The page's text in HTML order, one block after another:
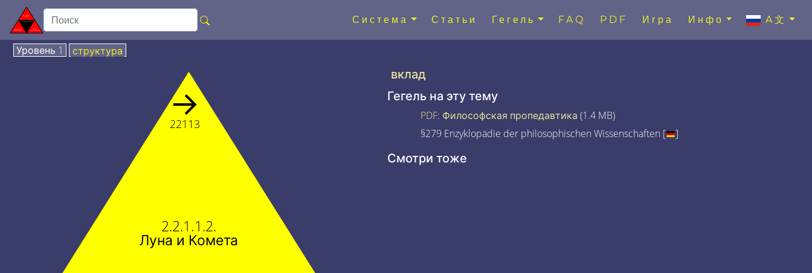
Система Статьи Гегель FAQ PDF Игра Инфо A文
Уровень 1 структура
2.2.1.1.2.
Луна и Комета
→
22113
вклад
Гегель на эту тему
PDF: Философская пропедавтика (1.4 MB)
§279 Enzyklopädie der philosophischen Wissenschaften [
]
Смотри тоже